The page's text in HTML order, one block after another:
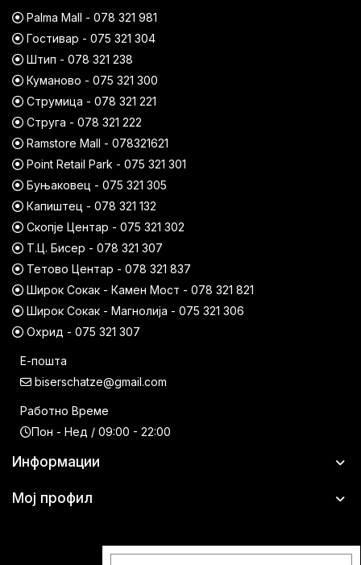
Palma Mall - 078 321 981
Гостивар - 075 321 304
Штип - 078 321 238
Куманово - 075 321 300
Струмица - 078 321 221
Струга - 078 321 222
Ramstore Mall - 078321621
Point Retail Park - 075 321 301
Буњаковец - 075 321 305
Капиштец - 078 321 132
Скопје Центар - 075 321 302
Т.Ц. Бисер - 078 321 307
Тетово Центар - 078 321 837
Широк Сокак - Камен Мост - 078 321 821
Широк Сокак - Магнолија - 075 321 306
Охрид - 075 321 307
Е-пошта
biserschatze@gmail.com
Работно Време
Пон - Нед / 09:00 - 22:00
Информации
Мој профил